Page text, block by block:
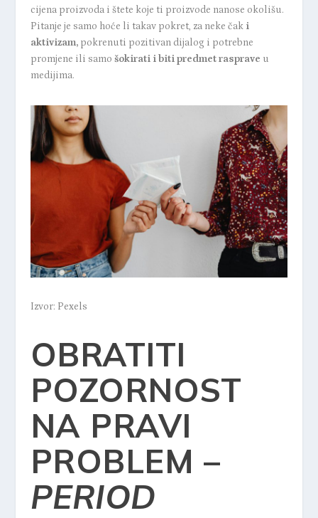
cijena proizvoda i štete koje ti proizvode nanose okolišu.
Pitanje je samo hoće li takav pokret, za neke čak i
aktivizam,pokrenuti pozitivan dijalog i potrebne
promjene ili samo šokirati i biti predmet rasprave u
medijima.
Izvor: Pexels
OBRATITI
POZORNOST
NA PRAVI
PROBLEM –
PERIOD